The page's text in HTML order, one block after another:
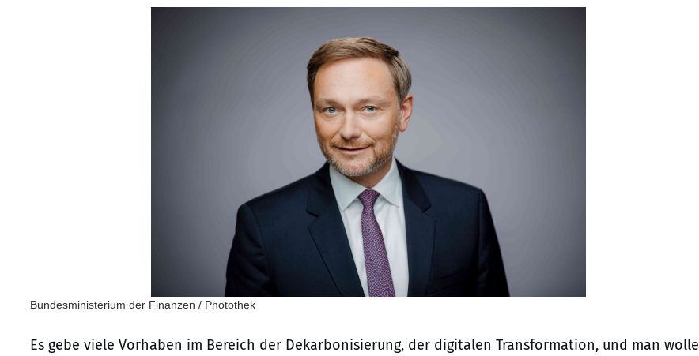
Bundesministerium der Finanzen / Photothek
Es gebe viele Vorhaben im Bereich der Dekarbonisierung, der digitalen Transformation, und man wolle